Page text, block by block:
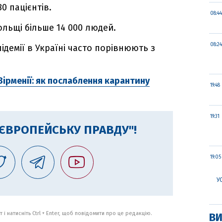
пацієнтів.
більше 14 000 людей.
в Україні часто порівнюють з
як послаблення карантину
ПРАВДУ"!
і натисніть Ctrl + Enter, щоб повідомити про це редакцію.
08:44
08:24
19:48
19:31
19:05